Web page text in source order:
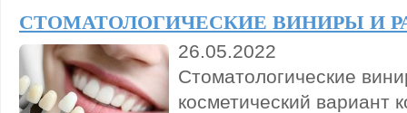
СТОМАТОЛОГИЧЕСКИЕ ВИНИРЫ И
26.05.2022
Стоматологические
косметический вариант